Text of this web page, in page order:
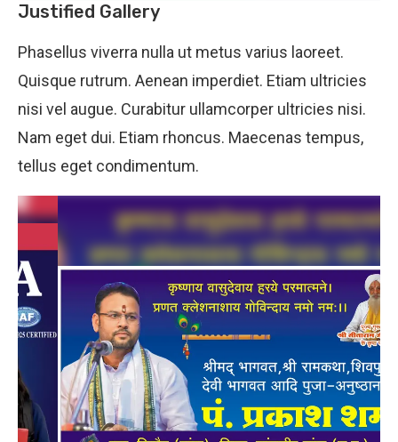
Justified Gallery
Phasellus viverra nulla ut metus varius laoreet.
Quisque rutrum. Aenean imperdiet. Etiam ultricies
nisi vel augue. Curabitur ullamcorper ultricies nisi.
Nam eget dui. Etiam rhoncus. Maecenas tempus,
tellus eget condimentum.